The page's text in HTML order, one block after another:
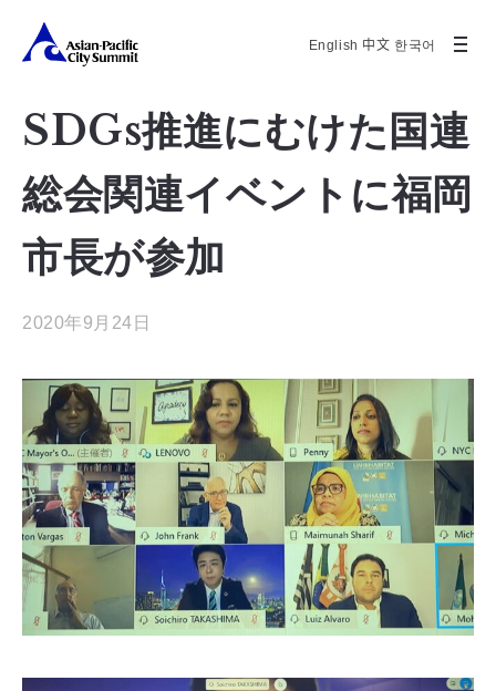
English 中文 한국어
SDGs推進にむけた国連
総会関連イベントに福岡
市長が参加
2020年9月24日